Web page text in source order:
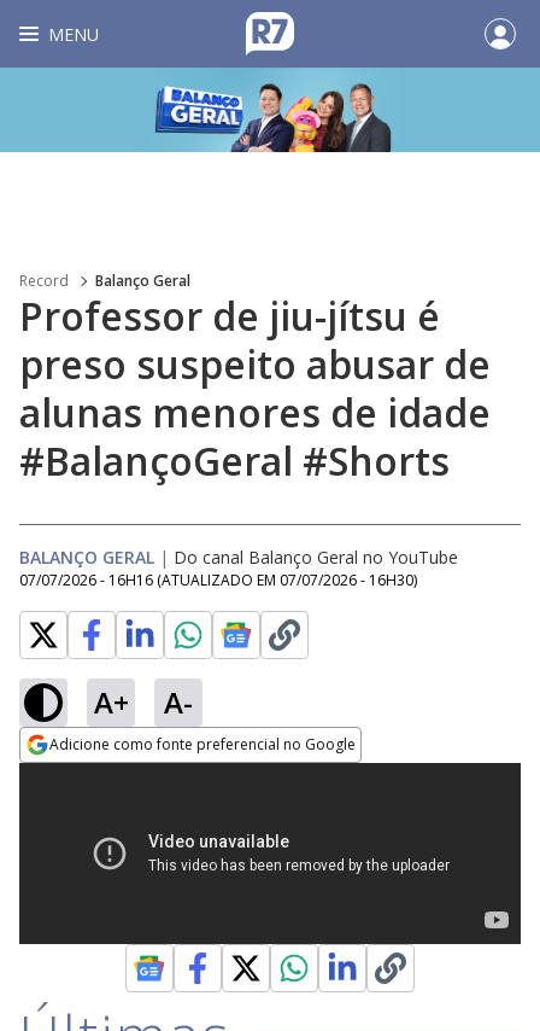
MENU
Record Balanço Geral
Professor de jiu-jítsu é
preso suspeito abusar de
alunas menores de idade
#BalançoGeral #Shorts
BALANÇO GERAL | Do canal Balanço Geral no YouTube
07/07/2026 - 16H16 (ATUALIZADO EM 07/07/2026 - 16H30)
A+ A-
Adicione como fonte preferencial no Google